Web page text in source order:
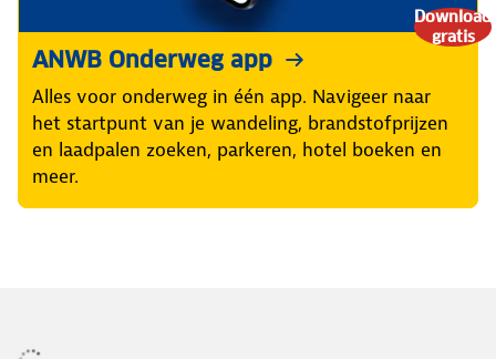
Download
gratis
ANWB Onderweg app
Alles voor onderweg in één app. Navigeer naar
het startpunt van je wandeling, brandstofprijzen
en laadpalen zoeken, parkeren, hotel boeken en
meer.